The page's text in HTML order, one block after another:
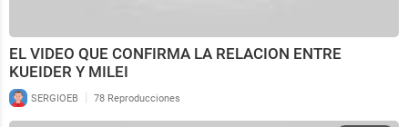
EL VIDEO QUE CONFIRMA LA RELACION ENTRE
KUEIDER Y MILEI
SERGIOEB | 78 Reproducciones